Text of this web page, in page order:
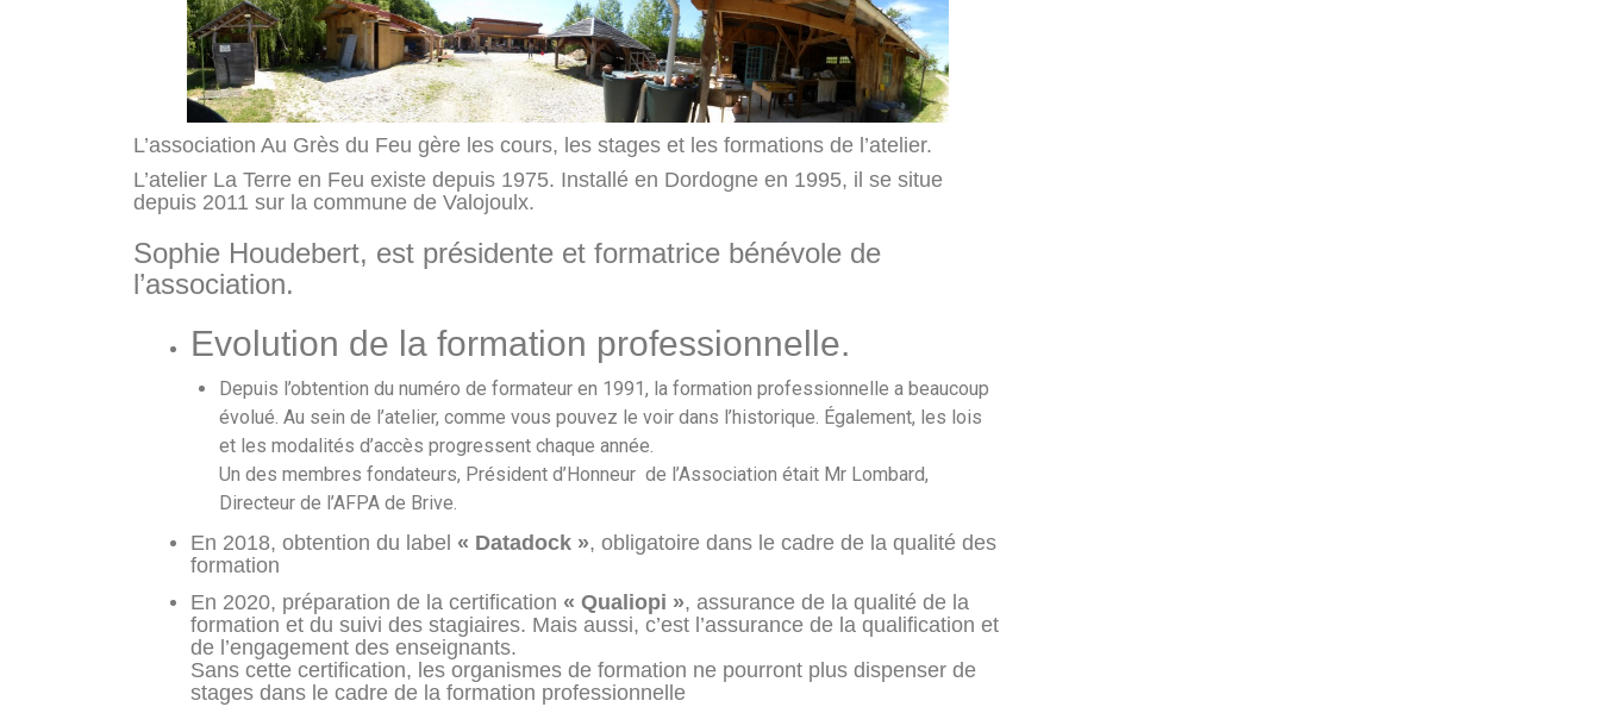
L’association Au Grès du Feu gère les cours, les stages et les formations de l’atelier.
L’atelier La Terre en Feu existe depuis 1975. Installé en Dordogne en 1995, il se situe
depuis 2011 sur la commune de Valojoulx.
Sophie Houdebert, est présidente et formatrice bénévole de
l’association.
Evolution de la formation professionnelle.
Depuis l’obtention du numéro de formateur en 1991, la formation professionnelle a beaucoup
évolué. Au sein de l’atelier, comme vous pouvez le voir dans l’historique. Également, les lois
et les modalités d’accès progressent chaque année.
Un des membres fondateurs, Président d’Honneur de l’Association était Mr Lombard,
Directeur de l’AFPA de Brive.
En 2018, obtention du label « Datadock », obligatoire dans le cadre de la qualité des
formation
En 2020, préparation de la certification « Qualiopi », assurance de la qualité de la
formation et du suivi des stagiaires. Mais aussi, c’est l’assurance de la qualification et
de l’engagement des enseignants.
Sans cette certification, les organismes de formation ne pourront plus dispenser de
stages dans le cadre de la formation professionnelle